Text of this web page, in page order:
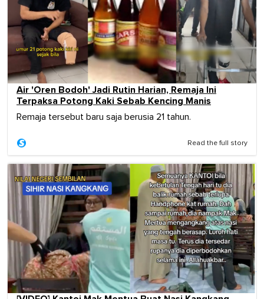
Air 'Oren Bodoh' Jadi Rutin Harian, Remaja Ini
Terpaksa Potong Kaki Sebab Kencing Manis
Remaja tersebut baru saja berusia 21 tahun.
Read the full story